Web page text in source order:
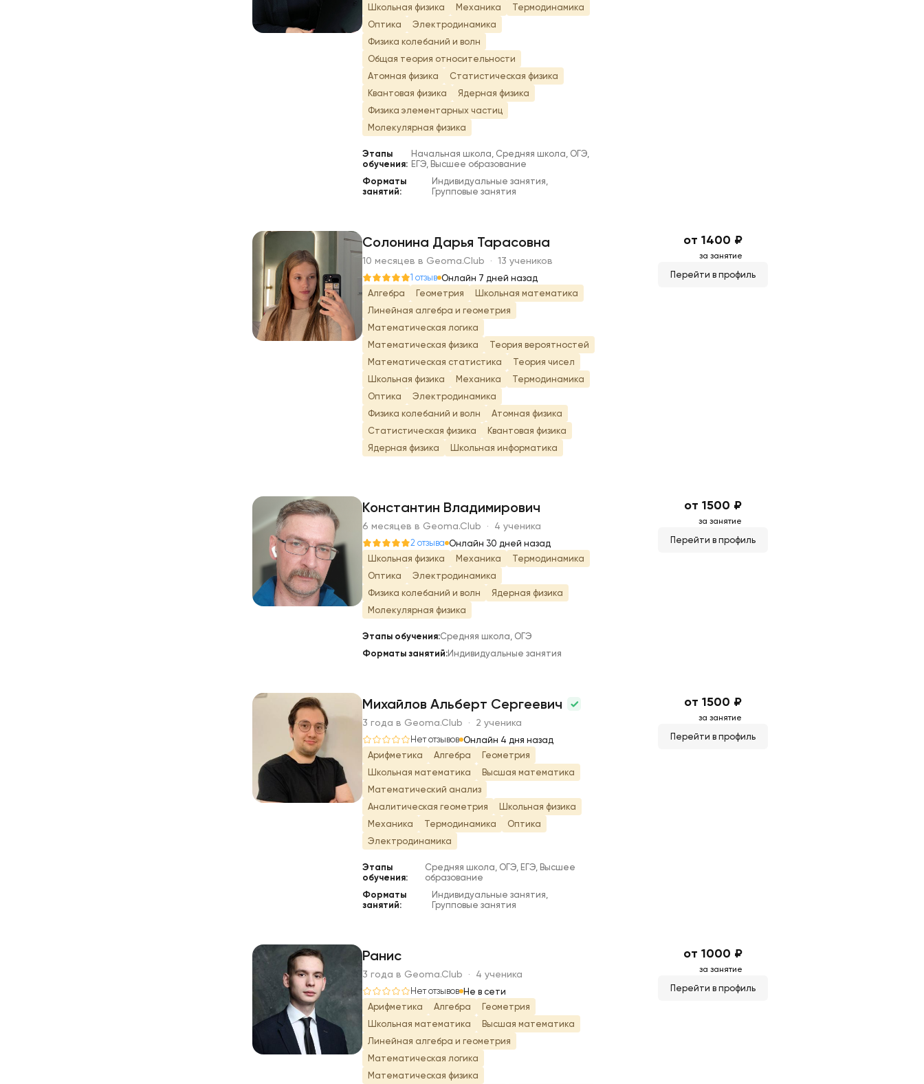
Школьная физика
Механика
Термодинамика
Оптика
Электродинамика
Физика колебаний и волн
Общая теория относительности
Атомная физика
Статистическая физика
Квантовая физика
Ядерная физика
Физика элементарных частиц
Молекулярная физика
Этапы
обучения:
Начальная школа, Средняя школа, ОГЭ,
ЕГЭ, Высшее образование
Форматы
занятий:
Индивидуальные занятия,
Групповые занятия
С
Солонина Дарья Тарасовна
10 месяцев в Geoma.Club · 13 учеников
1 отзыв Онлайн 7 дней назад
Алгебра
Геометрия
Школьная математика
Линейная алгебра и геометрия
Математическая логика
Математическая физика
Теория вероятностей
Математическая статистика
Теория чисел
Школьная физика
Механика
Термодинамика
Оптика
Электродинамика
Физика колебаний и волн
Атомная физика
Статистическая физика
Квантовая физика
Ядерная физика
Школьная информатика
от 1400 ₽
за занятие
Перейти в профиль
К
Константин Владимирович
6 месяцев в Geoma.Club · 4 ученика
2 отзыва Онлайн 30 дней назад
Школьная физика
Механика
Термодинамика
Оптика
Электродинамика
Физика колебаний и волн
Ядерная физика
Молекулярная физика
Этапы обучения:Средняя школа, ОГЭ
Форматы занятий:Индивидуальные занятия
от 1500 ₽
за занятие
Перейти в профиль
М
Михайлов Альберт Сергеевич
3 года в Geoma.Club · 2 ученика
Нет отзывов Онлайн 4 дня назад
Арифметика
Алгебра
Геометрия
Школьная математика
Высшая математика
Математический анализ
Аналитическая геометрия
Школьная физика
Механика
Термодинамика
Оптика
Электродинамика
Этапы
обучения:
Средняя школа, ОГЭ, ЕГЭ, Высшее
образование
Форматы
занятий:
Индивидуальные занятия,
Групповые занятия
от 1500 ₽
за занятие
Перейти в профиль
Р
Ранис
3 года в Geoma.Club · 4 ученика
Нет отзывов Не в сети
Арифметика
Алгебра
Геометрия
Школьная математика
Высшая математика
Линейная алгебра и геометрия
Математическая логика
Математическая физика
от 1000 ₽
за занятие
Перейти в профиль